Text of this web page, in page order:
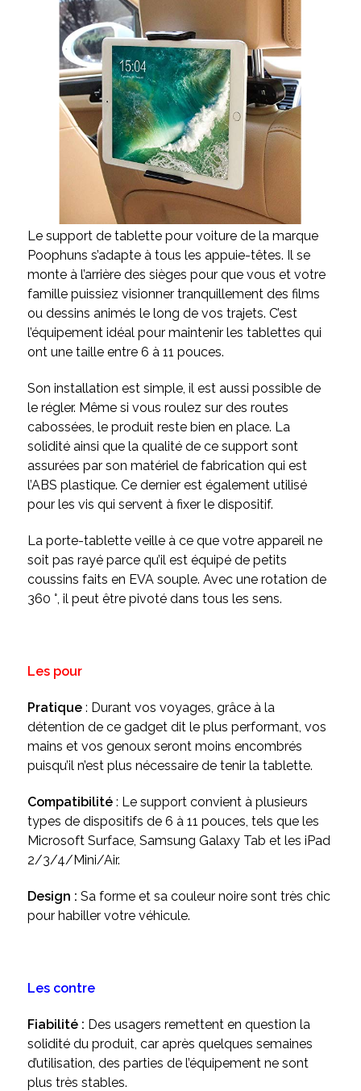
Le support de tablette pour voiture de la marque
Poophuns s’adapte à tous les appuie-têtes. Il se
monte à l’arrière des sièges pour que vous et votre
famille puissiez visionner tranquillement des films
ou dessins animés le long de vos trajets. C’est
l’équipement idéal pour maintenir les tablettes qui
ont une taille entre 6 à 11 pouces.
Son installation est simple, il est aussi possible de
le régler. Même si vous roulez sur des routes
cabossées, le produit reste bien en place. La
solidité ainsi que la qualité de ce support sont
assurées par son matériel de fabrication qui est
l’ABS plastique. Ce dernier est également utilisé
pour les vis qui servent à fixer le dispositif.
La porte-tablette veille à ce que votre appareil ne
soit pas rayé parce qu’il est équipé de petits
coussins faits en EVA souple. Avec une rotation de
360 °, il peut être pivoté dans tous les sens.
Les pour
Pratique: Durant vos voyages, grâce à la
détention de ce gadget dit le plus performant, vos
mains et vos genoux seront moins encombrés
puisqu’il n’est plus nécessaire de tenir la tablette.
Compatibilité : Le support convient à plusieurs
types de dispositifs de 6 à 11 pouces, tels que les
Microsoft Surface, Samsung Galaxy Tab et les iPad
2/3/4/Mini/Air.
Design : Sa forme et sa couleur noire sont très chic
pour habiller votre véhicule.
Les contre
Fiabilité : Des usagers remettent en question la
solidité du produit, car après quelques semaines
d’utilisation, des parties de l’équipement ne sont
plus très stables.